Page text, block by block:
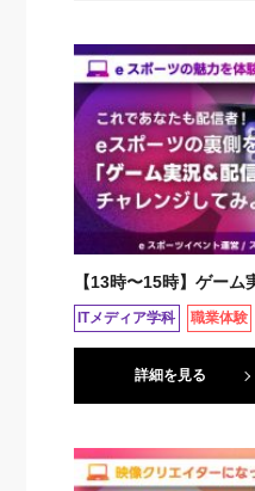
【13時〜15時】ゲーム
ITメディア学科 職業体験
詳細を見る